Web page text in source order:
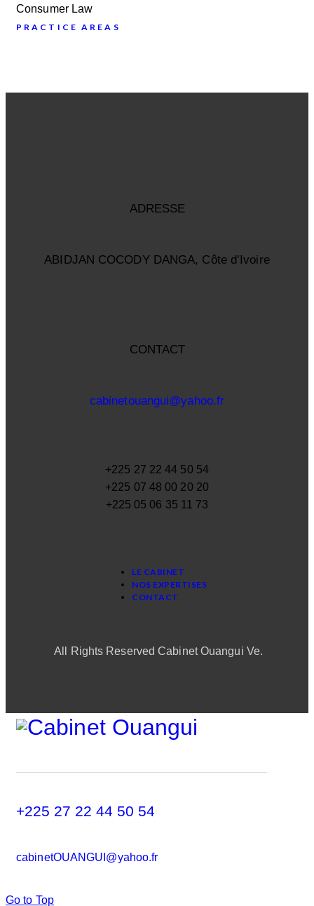
Consumer Law
PRACTICE AREAS
ADRESSE
ABIDJAN COCODY DANGA, Côte d’Ivoire
CONTACT
cabinetouangui@yahoo.fr
+225 27 22 44 50 54
+225 07 48 00 20 20
+225 05 06 35 11 73
LE CABINET
NOS EXPERTISES
CONTACT
All Rights Reserved Cabinet Ouangui Ve.
+225 27 22 44 50 54
cabinetOUANGUI@yahoo.fr
Go to Top